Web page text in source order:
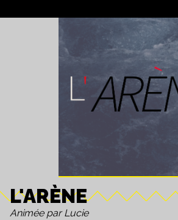
L'ARÈNE
Animée par Lucie